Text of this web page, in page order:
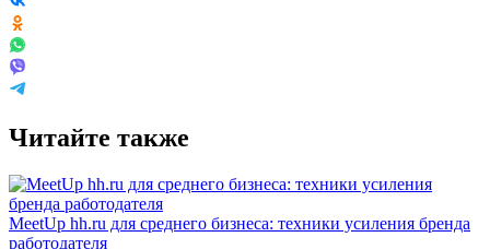
Читайте также
MeetUp hh.ru для среднего бизнеса: техники усиления бренда
работодателя